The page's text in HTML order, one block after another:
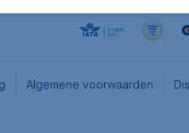
Algemene voorwaarden